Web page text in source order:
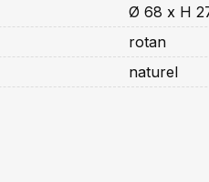
Ø 68 x H
rotan
naturel